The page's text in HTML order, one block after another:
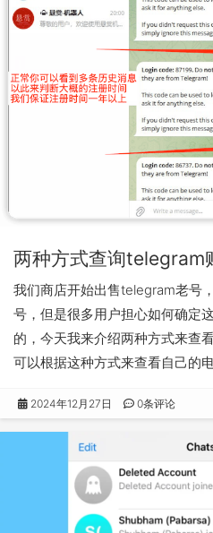
两种方式查询telegram
我们商店开始出售telegram老号
号，但是很多用户担心如何确定
的，今天我来介绍两种方式来查
可以根据这种方式来查看自己的
2024年12月27日 0条评论